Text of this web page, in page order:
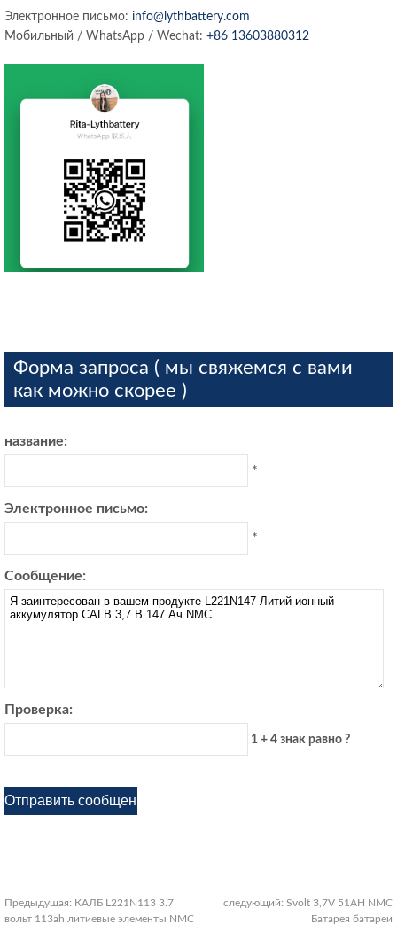
Электронное письмо: info@lythbattery.com
Мобильный / WhatsApp / Wechat: +86 13603880312
Форма запроса ( мы свяжемся с вами
как можно скорее )
название:
*
Электронное письмо:
*
Сообщение:
Проверка:
1 + 4 знак равно ?
Предыдущая: КАЛБ L221N113 3.7
вольт 113ah литиевые элементы NMC
следующий: Svolt 3,7V 51AH NMC
Батарея батареи